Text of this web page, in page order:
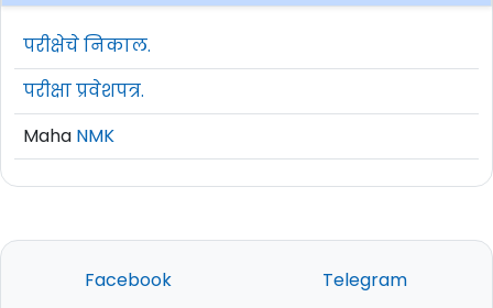
परीक्षेचे निकाल.
परीक्षा प्रवेशपत्र.
Maha NMK
Facebook Telegram